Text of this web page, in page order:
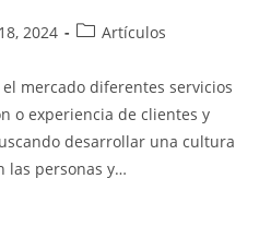
2024 Artículos
mercado diferentes servicios
o experiencia de clientes y
desarrollar una cultura
las personas y…